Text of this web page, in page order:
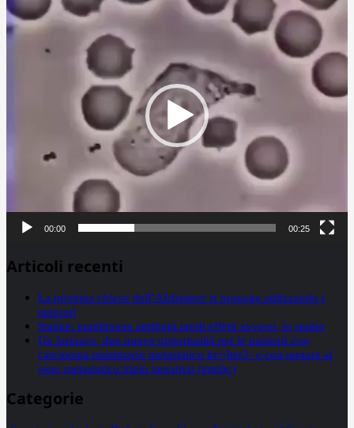
Player
00:00 00:25
Articoli recenti
La proteina chiave dell’Alzheimer si propaga utilizzando i
neuroni
Statine: inutilmente attribuiti molti effetti avversi, lo studio
Un farmaco, due nuove opportunità per le pazienti con
carcinoma mammario metastatico hr+/her2- e con tumore al
seno metastatico triplo negativo (mtnbc)
Categorie